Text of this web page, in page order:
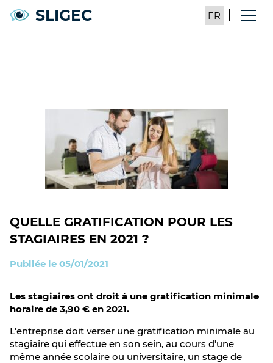
SLIGEC
QUELLE GRATIFICATION POUR LES
STAGIAIRES EN 2021 ?
Publiée le 05/01/2021
Les stagiaires ont droit à une gratification minimale
horaire de 3,90 € en 2021.
L’entreprise doit verser une gratification minimale au
stagiaire qui effectue en son sein, au cours d’une
même année scolaire ou universitaire, un stage de